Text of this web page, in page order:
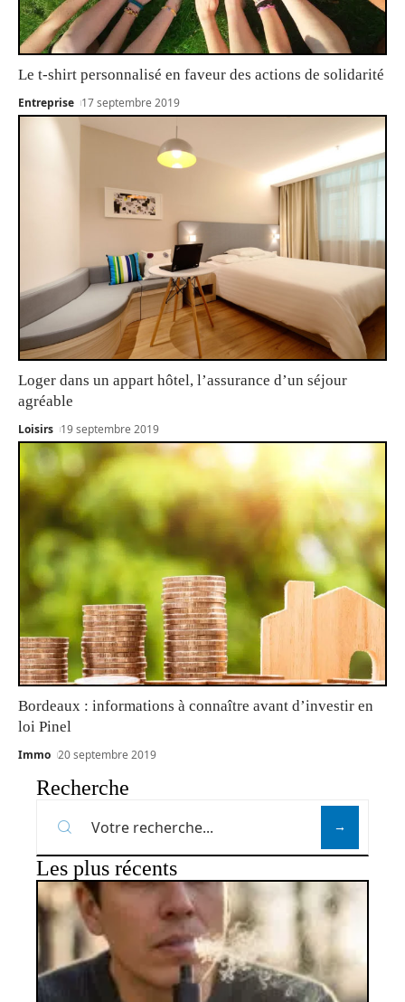
Le t-shirt personnalisé en faveur des actions de solidarité
Entreprise 17 septembre 2019
Loger dans un appart hôtel, l’assurance d’un séjour
agréable
Loisirs 19 septembre 2019
Bordeaux : informations à connaître avant d’investir en
loi Pinel
Immo 20 septembre 2019
Recherche
Les plus récents